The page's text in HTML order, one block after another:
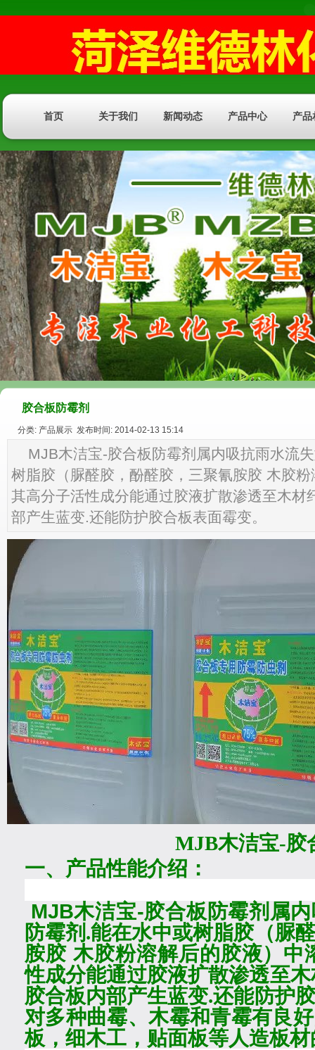
首页 关于我们 新闻动态 产品中心 产品
胶合板防霉剂
分类: 产品展示 发布时间: 2014-02-13 15:14
MJB木洁宝-胶合板防霉剂属内吸抗雨水流
树脂胶（脲醛胶，酚醛胶，三聚氰胺胶 木胶
其高分子活性成分能通过胶液扩散渗透至木材
部产生蓝变.还能防护胶合板表面霉变。
MJB木洁宝-胶
一、产品性能介绍：
MJB木洁宝-胶合板防霉剂 属
防霉剂 .能在水中或树脂胶（脲
胺胶 木胶粉溶解后的胶液）中
性成分能通过胶液扩散渗透至
胶合板内部产生蓝变.还能防护
对多种曲霉、木霉和青霉有良
板，细木工，贴面板等人造板